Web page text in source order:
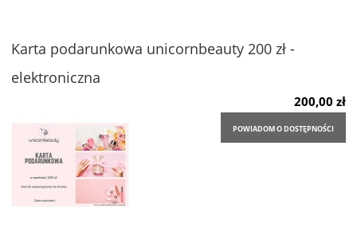
Karta podarunkowa unicornbeauty 200 zł -
elektroniczna
200,00 zł
POWIADOM O DOSTĘPNOŚCI